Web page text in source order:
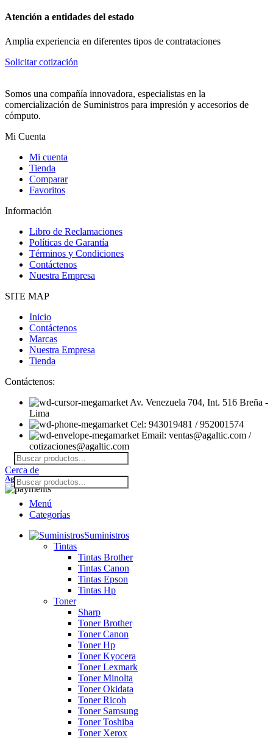
Atención a entidades del estado
Amplia experiencia en diferentes tipos de contrataciones
Solicitar cotización
Somos una compañía innovadora, especialistas en la
comercialización de Suministros para impresión y accesorios de
cómputo.
Mi Cuenta
Mi cuenta
Tienda
Comparar
Favoritos
Información
Libro de Reclamaciones
Políticas de Garantía
Términos y Condiciones
Contáctenos
Nuestra Empresa
SITE MAP
Inicio
Contáctenos
Marcas
Nuestra Empresa
Tienda
Contáctenos:
Av. Venezuela 704, Int. 516 Breña -
Lima
Cel: 943019481 / 952001574
Email: ventas@agaltic.com /
cotizaciones@agaltic.com
Agaltic 2026 Derechos Reservados.
Cerca de
Menú
Categorías
Suministros
Tintas
Tintas Brother
Tintas Canon
Tintas Epson
Tintas Hp
Toner
Sharp
Toner Brother
Toner Canon
Toner Hp
Toner Kyocera
Toner Lexmark
Toner Minolta
Toner Okidata
Toner Ricoh
Toner Samsung
Toner Toshiba
Toner Xerox